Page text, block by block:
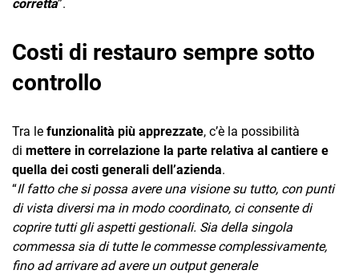
corretta”.
Costi di restauro sempre sotto
controllo
Tra le funzionalità più apprezzate, c’è la possibilità
di mettere in correlazione la parte relativa al cantiere e
quella dei costi generali dell’azienda.
“Il fatto che si possa avere una visione su tutto, con punti
di vista diversi ma in modo coordinato, ci consente di
coprire tutti gli aspetti gestionali. Sia della singola
commessa sia di tutte le commesse complessivamente,
fino ad arrivare ad avere un output generale